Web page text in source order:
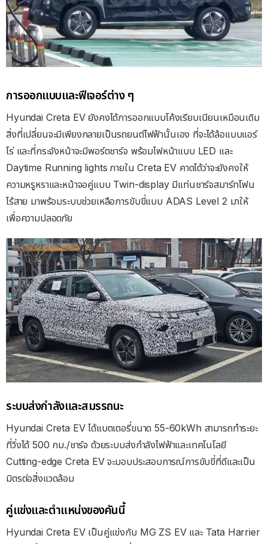
การออกแบบและฟีเจอร์ต่าง ๆ
Hyundai Creta EV ยังคงได้การออกแบบโค้งเรียบเนียนเหมือนเดิม
สิ่งที่เปลี่ยนจะมีเพียงกลายเป็นรถยนต์ไฟฟ้านั้นเอง ที่จะได้ล้อแบบแอร์
โร่ และที่กระจังหน้าจะมีพอร์ตชาร์จ พร้อมไฟหน้าแบบ LED และ
Daytime Running lights ภายใน Creta EV คาดได้ว่าจะยังคงให้
ความหรูหราและหน้าจอคู่แบบ Twin-display มีแท่นชาร์จสมาร์ทโฟน
ไร้สาย มาพร้อมระบบช่วยเหลือการขับขี่แบบ ADAS Level 2 มาให้
เพื่อความปลอดภัย
ระบบส่งกำลังและสมรรถนะ
Hyundai Creta EV ได้แบตเตอรี่ขนาด 55-60kWh สามารถทำระยะ
ที่วิ่งได้ 500 กม./ชาร์จ ด้วยระบบส่งกำลังไฟฟ้าและเทคโนโลยี
Cutting-edge Creta EV จะมอบประสอบการณ์การขับขี่ที่ดีและเป็น
มิตรต่อสิ่งแวดล้อม
คู่แข่งและตำแหน่งของคันนี้
Hyundai Creta EV เป็นคู่แข่งกับ MG ZS EV และ Tata Harrier